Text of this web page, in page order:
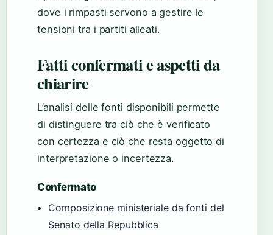
dove i rimpasti servono a gestire le
tensioni tra i partiti alleati.
Fatti confermati e aspetti da
chiarire
L’analisi delle fonti disponibili permette
di distinguere tra ciò che è verificato
con certezza e ciò che resta oggetto di
interpretazione o incertezza.
Confermato
Composizione ministeriale da fonti del
Senato della Repubblica